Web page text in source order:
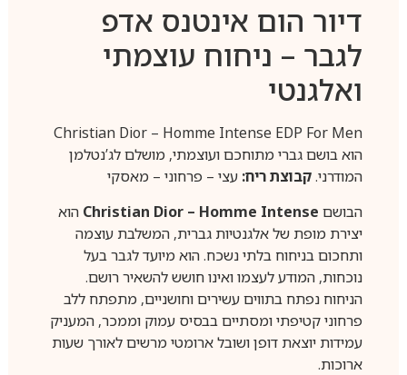
דיור הום אינטנס אדפ
לגבר – ניחוח עוצמתי
ואלגנטי
Christian Dior – Homme Intense EDP For Men
הוא בושם גברי מתוחכם ועוצמתי, מושלם לג’נטלמן
המודרני.קבוצת ריח:עצי – פרחוני – מאסקי
הבושם Christian Dior – Homme Intenseהוא
יצירת מופת של אלגנטיות גברית, המשלבת עוצמה
ותחכום בניחוח בלתי נשכח. הוא מיועד לגבר בעל
נוכחות, המודע לעצמו ואינו חושש להשאיר רושם.
הניחוח נפתח בתווים עשירים וחושניים, מתפתח ללב
פרחוני קטיפתי ומסתיים בבסיס עמוק וממכר, המעניק
עמידות יוצאת דופן ושובל ארומטי מרשים לאורך שעות
ארוכות.